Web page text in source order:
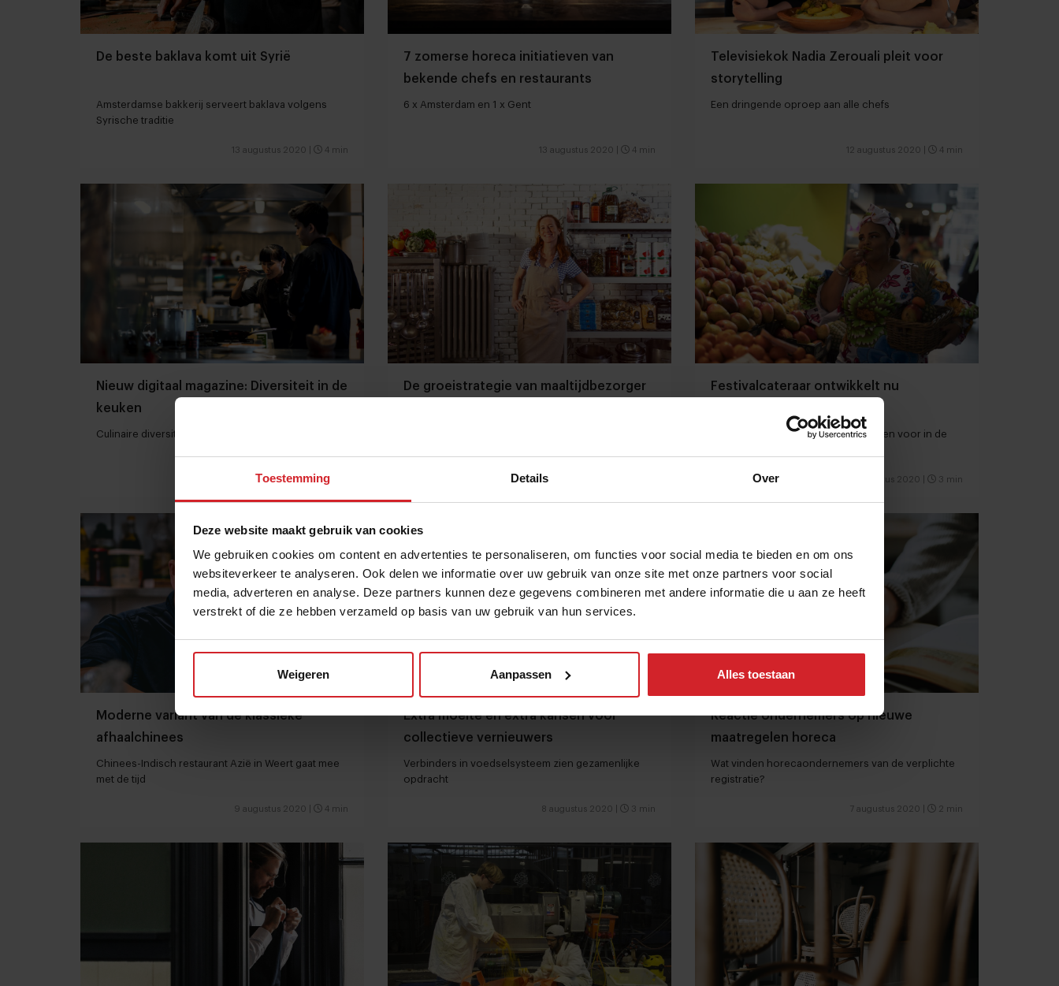
Toestemming Details Over
Deze website maakt gebruik van cookies
We gebruiken cookies om content en advertenties te personaliseren, om functies voor social media te bieden en om ons
websiteverkeer te analyseren. Ook delen we informatie over uw gebruik van onze site met onze partners voor social
media, adverteren en analyse. Deze partners kunnen deze gegevens combineren met andere informatie die u aan ze heeft
verstrekt of die ze hebben verzameld op basis van uw gebruik van hun services.
Weigeren Aanpassen Alles toestaan
De beste baklava komt uit Syrië
Amsterdamse bakkerij serveert baklava volgens
Syrische traditie
13 augustus 2020 4 min
7 zomerse horeca initiatieven van
bekende chefs en restaurants
6 x Amsterdam en 1 x Gent
13 augustus 2020 4 min
Televisiekok Nadia Zerouali pleit voor
storytelling
Een dringende oproep aan alle chefs
12 augustus 2020 4 min
Nieuw digitaal magazine: Diversiteit in de
keuken
Culinaire diversiteit van de Nederlandse keuken
11 augustus 2020| 1 min
De groeistrategie van maaltijdbezorger
11 augustus 2020
Festivalcateraar ontwikkelt nu
Koelverse, Afro-Caribische maaltijden voor in de
10 augustus 2020 3 min
Moderne variant van de klassieke
afhaalchinees
Chinees-Indisch restaurant Azië in Weert gaat mee
met de tijd
9 augustus 2020 4 min
Extra moeite en extra kansen voor
collectieve vernieuwers
Verbinders in voedselsysteem zien gezamenlijke
opdracht
8 augustus 2020 3 min
Reactie ondernemers op nieuwe
maatregelen horeca
Wat vinden horecaondernemers van de verplichte
registratie?
7 augustus 2020 2 min